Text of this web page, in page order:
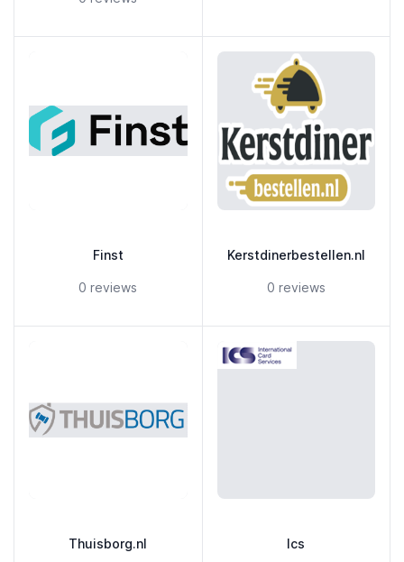
Finst
5 out of 5 stars
0 reviews
Kerstdinerbestellen.nl
5 out of 5 stars
0 reviews
Thuisborg.nl Ics